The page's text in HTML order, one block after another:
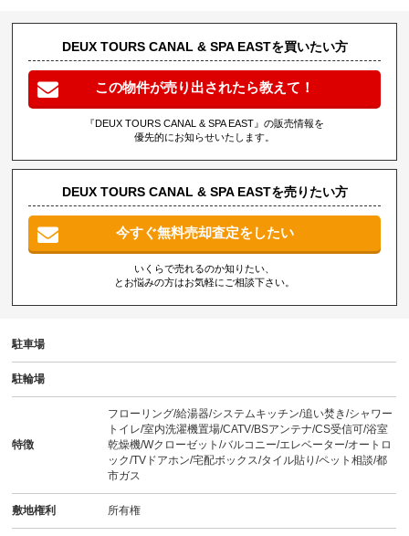
DEUX TOURS CANAL & SPA EASTを買いたい方
この物件が売り出されたら教えて！
『DEUX TOURS CANAL & SPA EAST』の販売情報を
優先的にお知らせいたします。
DEUX TOURS CANAL & SPA EASTを売りたい方
今すぐ無料売却査定をしたい
いくらで売れるのか知りたい、
とお悩みの方はお気軽にご相談下さい。
駐車場
駐輪場
特徴
フローリング/給湯器/システムキッチン/追い焚き/シャワー
トイレ/室内洗濯機置場/CATV/BSアンテナ/CS受信可/浴室
乾燥機/Wクローゼット/バルコニー/エレベーター/オートロ
ック/TVドアホン/宅配ボックス/タイル貼り/ペット相談/都
市ガス
敷地権利 所有権